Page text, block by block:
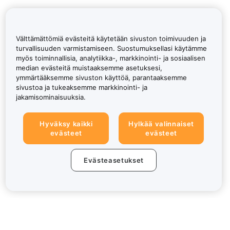
Välttämättömiä evästeitä käytetään sivuston toimivuuden ja
turvallisuuden varmistamiseen. Suostumuksellasi käytämme
myös toiminnallisia, analytiikka-, markkinointi- ja sosiaalisen
median evästeitä muistaaksemme asetuksesi,
ymmärtääksemme sivuston käyttöä, parantaaksemme
sivustoa ja tukeaksemme markkinointi- ja
jakamisominaisuuksia.
Hyväksy kaikki
evästeet
Hylkää valinnaiset
evästeet
Evästeasetukset